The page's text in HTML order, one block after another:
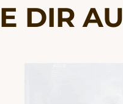
DIR